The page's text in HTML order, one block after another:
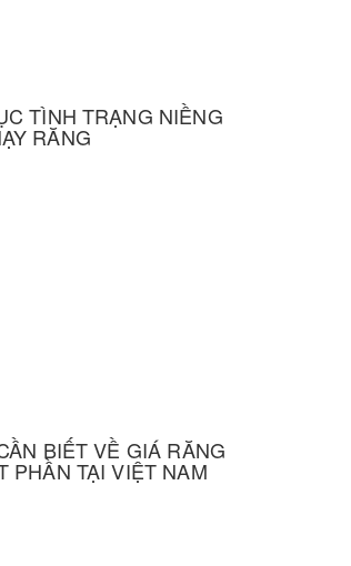
TÌNH TRẠNG NIỀNG
RĂNG
BIẾT VỀ GIÁ RĂNG
PHẦN TẠI VIỆT NAM